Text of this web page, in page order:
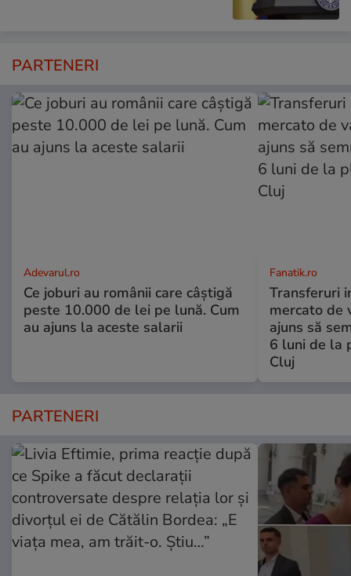
PARTENERI
Adevarul.ro
Ce joburi au românii care câștigă
peste 10.000 de lei pe lună. Cum
au ajuns la aceste salarii
Fanatik.ro
Transferuri
mercato de
ajuns să
6 luni de la
Cluj
PARTENERI